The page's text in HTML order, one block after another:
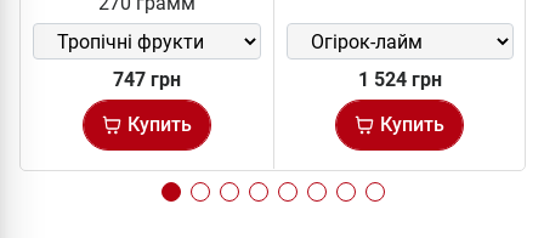
747 грн
Купить
1 524 грн
Купить